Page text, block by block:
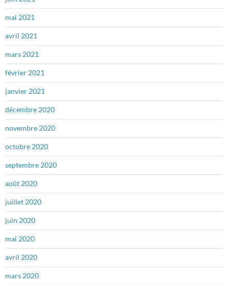
mai 2021
avril 2021
mars 2021
février 2021
janvier 2021
décembre 2020
novembre 2020
octobre 2020
septembre 2020
août 2020
juillet 2020
juin 2020
mai 2020
avril 2020
mars 2020